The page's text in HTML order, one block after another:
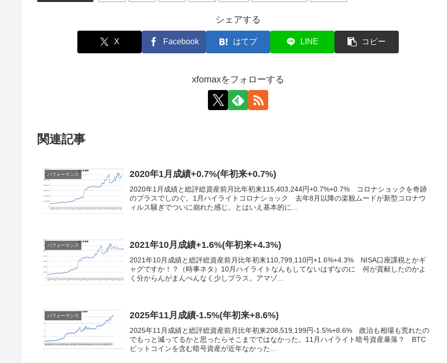
シェアする
X Facebook はてブ LINE コピー
xfomaxをフォローする
関連記事
パフォーマンス 2020年1月成績+0.7%(年初来+0.7%)
2020年1月成績と総評総資産前月比年初来115,403,244円+0.7%+0.7% コロナショックを奇跡
のプラスでしのぐ。1月ハイライトコロナショック 去年8月以降の楽観ムードが新型コロナウ
ィルス騒ぎでついに崩れた感じ。とはいえ基本的に...
パフォーマンス 2021年10月成績+1.6%(年初来+4.3%)
2021年10月成績と総評総資産前月比年初来110,799,110円+1.6%+4.3% NISA口座課税とかギ
ャグですか！？（時事ネタ）10月ハイライトなんもしてないはずなのに 何が貢献したのかよ
く分からんがまんべんなく少しプラス。アマゾ...
パフォーマンス 2025年11月成績-1.5%(年初来+8.6%)
2025年11月成績と総評総資産前月比年初来208,519,199円-1.5%+8.6% 政治も相場も荒れたの
でもっと減ってるかと思ったらそこまでではなかった。11月ハイライト暗号資産暴落？ BTC
ビットコインを含む暗号資産が近年なかった...